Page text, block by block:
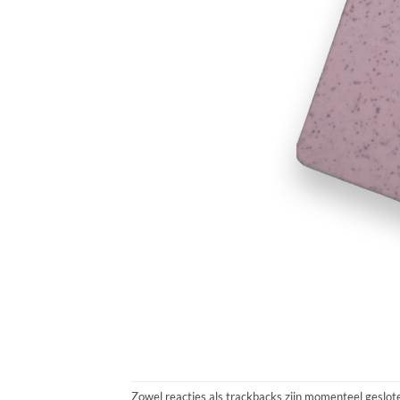
Zowel reacties als trackbacks zijn momenteel